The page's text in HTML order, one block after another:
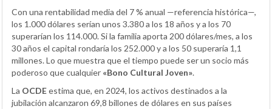
Con una rentabilidad media del 7 % anual —referencia histórica—,
los 1.000 dólares serían unos 3.380 a los 18 años y a los 70
superarían los 114.000. Si la familia aporta 200 dólares/mes, a los
30 años el capital rondaría los 252.000 y a los 50 superaría 1,1
millones. Lo que muestra que el tiempo puede ser un socio más
poderoso que cualquier «Bono Cultural Joven».
La OCDEestima que, en 2024, los activos destinados a la
jubilación alcanzaron 69,8 billones de dólares en sus países